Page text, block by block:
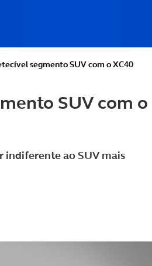
segmento SUV com o XC40
SUV com o
indiferente ao SUV mais